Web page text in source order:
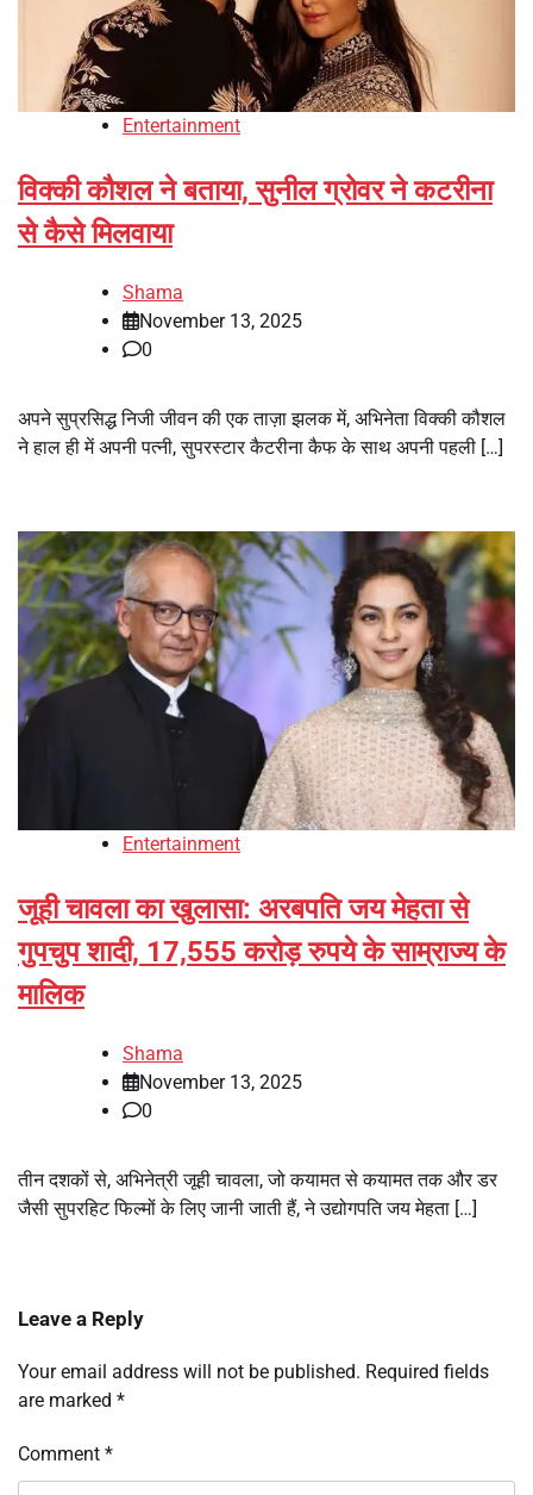
Entertainment
विक्की कौशल ने बताया, सुनील ग्रोवर ने कटरीना
से कैसे मिलवाया
Shama
November 13, 2025
0
अपने सुप्रसिद्ध निजी जीवन की एक ताज़ा झलक में, अभिनेता विक्की कौशल
ने हाल ही में अपनी पत्नी, सुपरस्टार कैटरीना कैफ के साथ अपनी पहली […]
Entertainment
जूही चावला का खुलासा: अरबपति जय मेहता से
गुपचुप शादी, 17,555 करोड़ रुपये के साम्राज्य के
मालिक
Shama
November 13, 2025
0
तीन दशकों से, अभिनेत्री जूही चावला, जो कयामत से कयामत तक और डर
जैसी सुपरहिट फिल्मों के लिए जानी जाती हैं, ने उद्योगपति जय मेहता […]
Leave a Reply
Your email address will not be published. Required fields
are marked *
Comment *